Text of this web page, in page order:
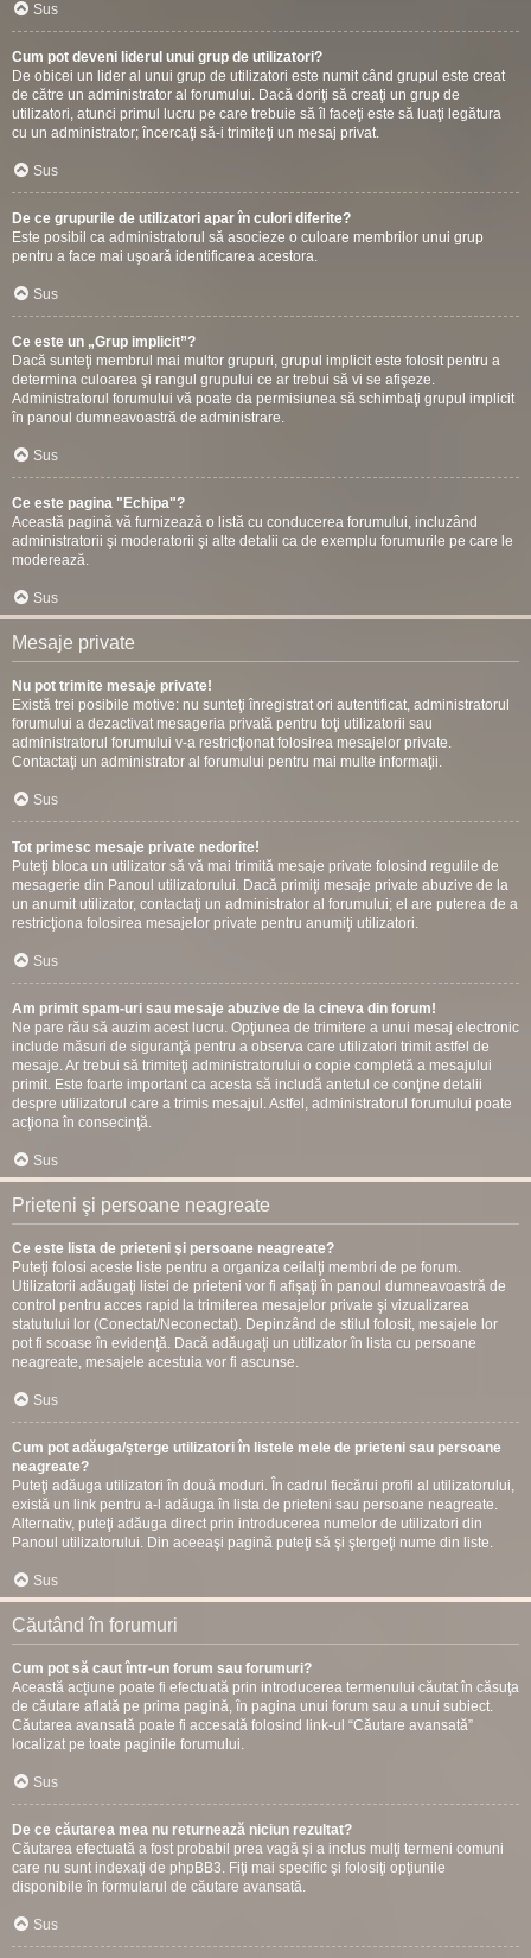
Sus
Cum pot deveni liderul unui grup de utilizatori?
De obicei un lider al unui grup de utilizatori este numit când grupul este creat
de către un administrator al forumului. Dacă doriţi să creaţi un grup de
utilizatori, atunci primul lucru pe care trebuie să îl faceţi este să luaţi legătura
cu un administrator; încercaţi să-i trimiteţi un mesaj privat.
Sus
De ce grupurile de utilizatori apar în culori diferite?
Este posibil ca administratorul să asocieze o culoare membrilor unui grup
pentru a face mai uşoară identificarea acestora.
Sus
Ce este un „Grup implicit”?
Dacă sunteţi membrul mai multor grupuri, grupul implicit este folosit pentru a
determina culoarea şi rangul grupului ce ar trebui să vi se afişeze.
Administratorul forumului vă poate da permisiunea să schimbaţi grupul implicit
în panoul dumneavoastră de administrare.
Sus
Ce este pagina "Echipa"?
Această pagină vă furnizează o listă cu conducerea forumului, incluzând
administratorii şi moderatorii şi alte detalii ca de exemplu forumurile pe care le
moderează.
Sus
Mesaje private
Nu pot trimite mesaje private!
Există trei posibile motive: nu sunteţi înregistrat ori autentificat, administratorul
forumului a dezactivat mesageria privată pentru toţi utilizatorii sau
administratorul forumului v-a restricţionat folosirea mesajelor private.
Contactaţi un administrator al forumului pentru mai multe informaţii.
Sus
Tot primesc mesaje private nedorite!
Puteţi bloca un utilizator să vă mai trimită mesaje private folosind regulile de
mesagerie din Panoul utilizatorului. Dacă primiţi mesaje private abuzive de la
un anumit utilizator, contactaţi un administrator al forumului; el are puterea de a
restricţiona folosirea mesajelor private pentru anumiţi utilizatori.
Sus
Am primit spam-uri sau mesaje abuzive de la cineva din forum!
Ne pare rău să auzim acest lucru. Opţiunea de trimitere a unui mesaj electronic
include măsuri de siguranţă pentru a observa care utilizatori trimit astfel de
mesaje. Ar trebui să trimiteţi administratorului o copie completă a mesajului
primit. Este foarte important ca acesta să includă antetul ce conţine detalii
despre utilizatorul care a trimis mesajul. Astfel, administratorul forumului poate
acţiona în consecinţă.
Sus
Prieteni şi persoane neagreate
Ce este lista de prieteni şi persoane neagreate?
Puteţi folosi aceste liste pentru a organiza ceilalţi membri de pe forum.
Utilizatorii adăugaţi listei de prieteni vor fi afişaţi în panoul dumneavoastră de
control pentru acces rapid la trimiterea mesajelor private şi vizualizarea
statutului lor (Conectat/Neconectat). Depinzând de stilul folosit, mesajele lor
pot fi scoase în evidenţă. Dacă adăugaţi un utilizator în lista cu persoane
neagreate, mesajele acestuia vor fi ascunse.
Sus
Cum pot adăuga/şterge utilizatori în listele mele de prieteni sau persoane
neagreate?
Puteţi adăuga utilizatori în două moduri. În cadrul fiecărui profil al utilizatorului,
există un link pentru a-l adăuga în lista de prieteni sau persoane neagreate.
Alternativ, puteţi adăuga direct prin introducerea numelor de utilizatori din
Panoul utilizatorului. Din aceeaşi pagină puteţi să şi ştergeţi nume din liste.
Sus
Căutând în forumuri
Cum pot să caut într-un forum sau forumuri?
Această acțiune poate fi efectuată prin introducerea termenului căutat în căsuţa
de căutare aflată pe prima pagină, în pagina unui forum sau a unui subiect.
Căutarea avansată poate fi accesată folosind link-ul “Căutare avansată”
localizat pe toate paginile forumului.
Sus
De ce căutarea mea nu returnează niciun rezultat?
Căutarea efectuată a fost probabil prea vagă şi a inclus mulţi termeni comuni
care nu sunt indexaţi de phpBB3. Fiţi mai specific şi folosiţi opţiunile
disponibile în formularul de căutare avansată.
Sus